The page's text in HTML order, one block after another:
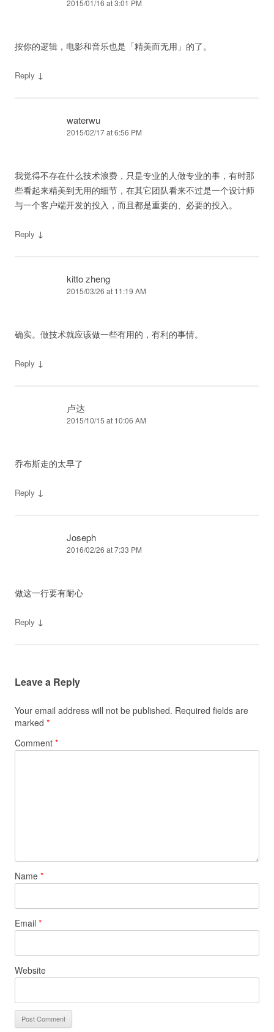
2015/01/16 at 3:01 PM
按你的逻辑，电影和音乐也是「精美而无用」的了。
Reply ↓
waterwu
2015/02/17 at 6:56 PM
我觉得不存在什么技术浪费，只是专业的人做专业的事，有时那
些看起来精美到无用的细节，在其它团队看来不过是一个设计师
与一个客户端开发的投入，而且都是重要的、必要的投入。
Reply ↓
kitto zheng
2015/03/26 at 11:19 AM
确实。做技术就应该做一些有用的，有利的事情。
Reply ↓
卢达
2015/10/15 at 10:06 AM
乔布斯走的太早了
Reply ↓
Joseph
2016/02/26 at 7:33 PM
做这一行要有耐心
Reply ↓
Leave a Reply
Your email address will not be published. Required fields are
marked *
Comment *
Name *
Email *
Website